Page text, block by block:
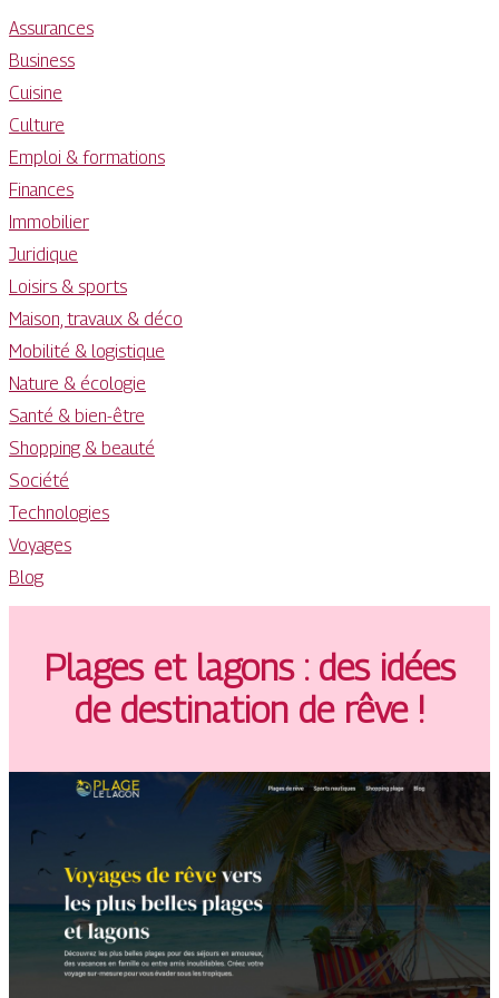
Assurances
Business
Cuisine
Culture
Emploi & formations
Finances
Immobilier
Juridique
Loisirs & sports
Maison, travaux & déco
Mobilité & logistique
Nature & écologie
Santé & bien-être
Shopping & beauté
Société
Technologies
Voyages
Blog
Plages et lagons : des idées
de destination de rêve !